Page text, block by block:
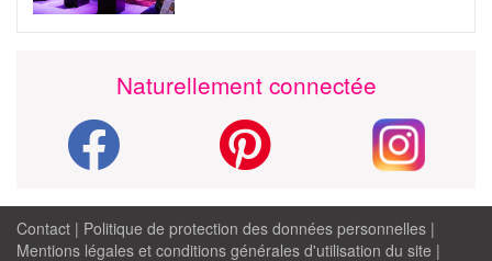
Naturellement connectée
Contact | Politique de protection des données personnelles |
Mentions légales et conditions générales d'utilisation du site |